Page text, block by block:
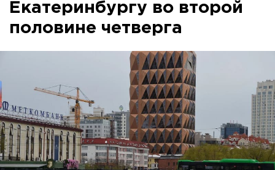
Екатеринбургу во второй
половине четверга